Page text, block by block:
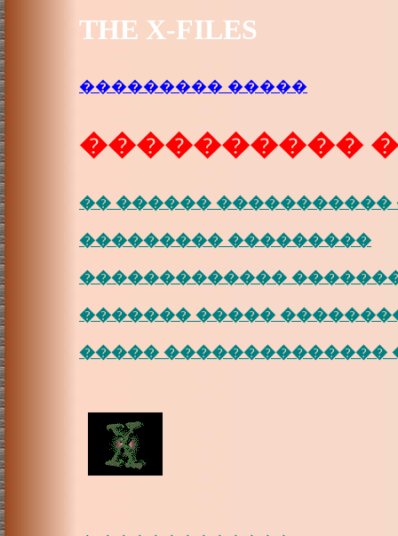
THE X-FILES
��������� �����
����������
�� ������ �����������
��������� ���������
�������������
������� �����
����� ��������������